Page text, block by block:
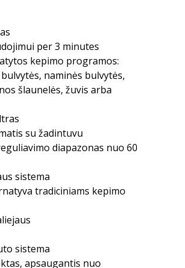
per 3 minutes
kepimo programos:
naminės bulvytės,
šlaunelės, žuvis arba
su žadintuvu
diapazonas nuo 60
sistema
tradiciniams kepimo
sistema
apsaugantis nuo